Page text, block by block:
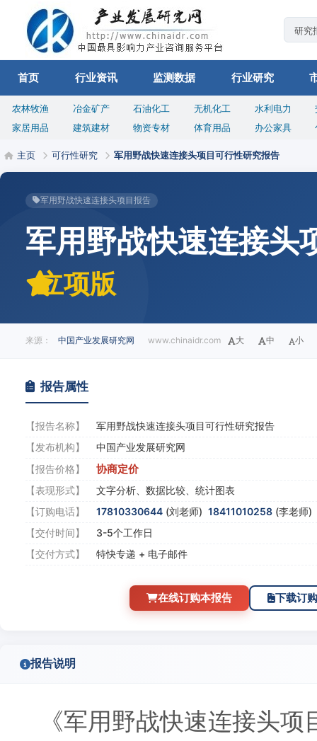
首页 行业资讯 监测数据 行业研究
农林牧渔 冶金矿产 石油化工 无机化工 水利电力
家居用品
建筑建材 物资专材 体育用品 办公家具
主页 可行性研究 军用野战快速连接头项目可行性研究报告
军用野战快速连接头项目报告
军用野战快速连接头
立项版
来源： 中国产业发展研究网 www.chinaidr.com 大 中 小
报告属性
【报告名称】
军用野战快速连接头项目可行性研究报告
【发布机构】
中国产业发展研究网
【报告价格】
协商定价
【表现形式】
文字分析、数据比较、统计图表
【订购电话】
17810330644 (刘老师) 18411010258 (李老师)
【交付时间】
3-5个工作日
【交付方式】
特快专递 + 电子邮件
在线订购本报告 下载订
报告说明
《军用野战快速连接头